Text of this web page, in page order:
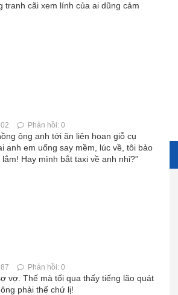
tranh cãi xem lính của ai dũng cảm
Phản hồi: 0
ông anh tới ăn liên hoan giỗ cụ
anh em uống say mềm, lúc về, tôi bảo
Hay mình bắt taxi về anh nhỉ?”
Phản hồi: 0
vợ. Thế mà tối qua thấy tiếng lão quát
phải thế chứ lị!